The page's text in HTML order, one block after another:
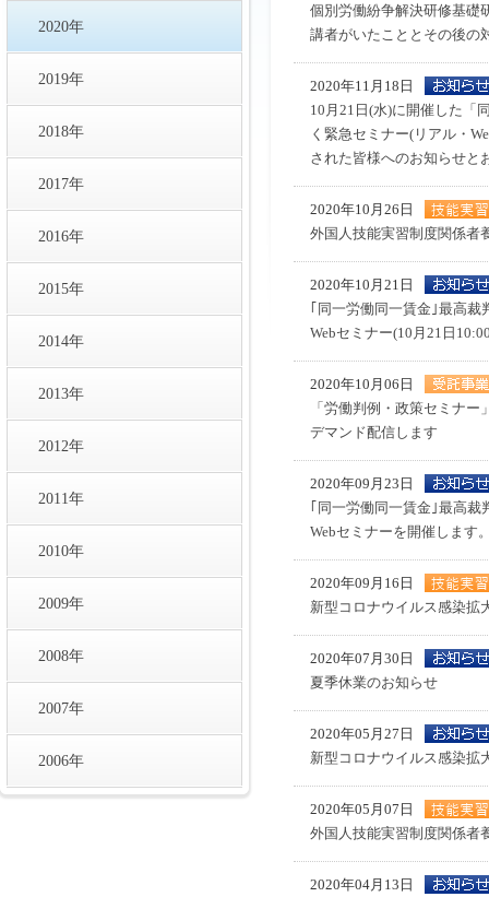
2020年
2019年
2018年
2017年
2016年
2015年
2014年
2013年
2012年
2011年
2010年
2009年
2008年
2007年
2006年
個別労働紛争解決研修基礎
講者がいたこととその後の
2020年11月18日
10月21日(水)に開催した「
く緊急セミナー(リアル・
された皆様へのお知らせと
2020年10月26日
外国人技能実習制度関係者
2020年10月21日
｢同一労働同一賃金｣最高
Webセミナー(10月21日
2020年10月06日
「労働判例・政策セミナ
デマンド配信します
2020年09月23日
｢同一労働同一賃金｣最高
Webセミナーを開催します
2020年09月16日
新型コロナウイルス感染拡
2020年07月30日
夏季休業のお知らせ
2020年05月27日
新型コロナウイルス感染拡
2020年05月07日
外国人技能実習制度関係者
2020年04月13日